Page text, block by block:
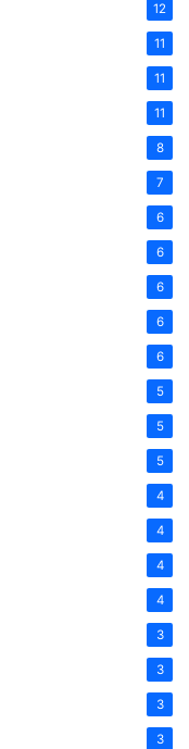
12
11
11
11
8
7
6
6
6
6
6
5
5
5
4
4
4
4
3
3
3
3